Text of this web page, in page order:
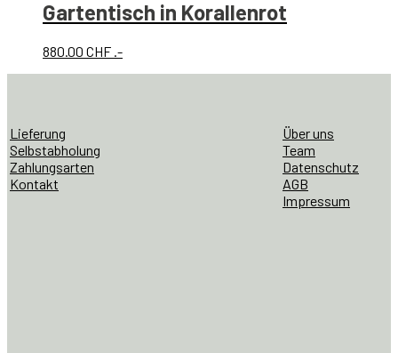
Gartentisch in Korallenrot
880.00 CHF .-
Lieferung
Selbstabholung
Zahlungsarten
Kontakt
Über uns
Team
Datenschutz
AGB
Impressum